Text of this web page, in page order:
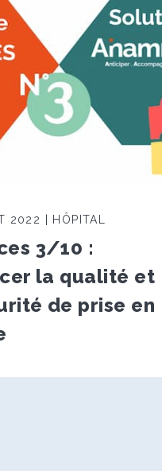
2022 | HÔPITAL
3/10 :
la qualité et
de prise en